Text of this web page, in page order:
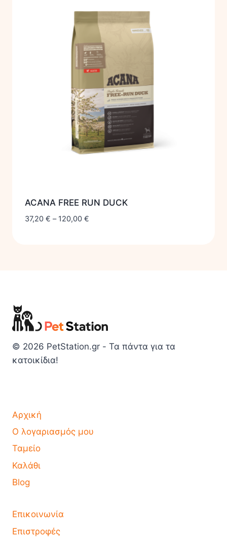
ACANA FREE RUN DUCK
37,20 € – 120,00 €
© 2026 PetStation.gr - Τα πάντα για τα
κατοικίδια!
Αρχική
Ο λογαριασμός μου
Ταμείο
Καλάθι
Blog
Επικοινωνία
Επιστροφές